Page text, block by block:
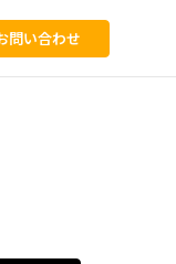
問い合わせ